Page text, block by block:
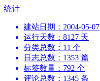
跳
统计
建站日期：2004-05-07
运行天数：8127 天
分类总数：11 个
日志总数：1353 篇
标签数量：792 个
评论总数：1345 条